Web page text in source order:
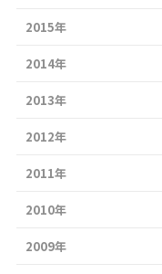
2015年
2014年
2013年
2012年
2011年
2010年
2009年